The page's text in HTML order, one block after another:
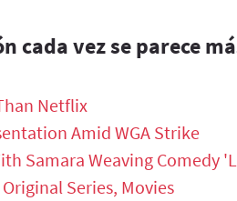
cada vez se parece
Netflix
Amid WGA Strike
Samara Weaving Comedy
Series, Movies